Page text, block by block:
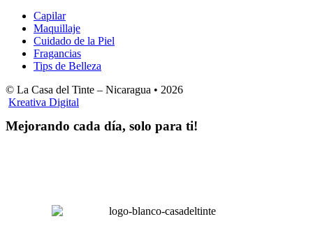
Capilar
Maquillaje
Cuidado de la Piel
Fragancias
Tips de Belleza
© La Casa del Tinte – Nicaragua • 2026
Kreativa Digital
Mejorando cada día, solo para ti!